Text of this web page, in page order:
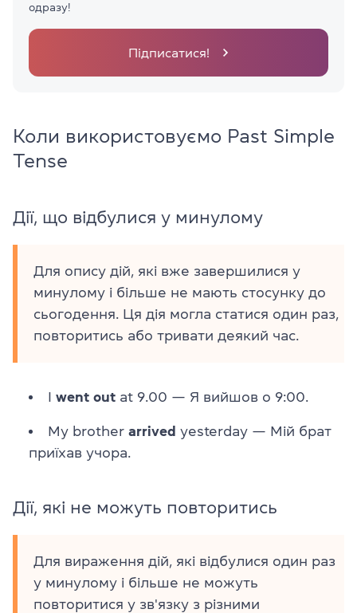
одразу!
Підписатися!
Коли використовуємо Past Simple
Tense
Дії, що відбулися у минулому
Для опису дій, які вже завершилися у
минулому і більше не мають стосунку до
сьогодення. Ця дія могла статися один раз,
повторитись або тривати деякий час.
I went out at 9.00 — Я вийшов о 9:00.
My brother arrived yesterday — Мій брат
приїхав учора.
Дії, які не можуть повторитись
Для вираження дій, які відбулися один раз
у минулому і більше не можуть
повторитися у зв'язку з різними